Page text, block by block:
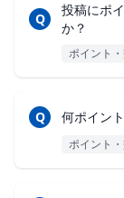
Q
投稿にポ
か？
ポイント
Q 何ポイン
ポイント